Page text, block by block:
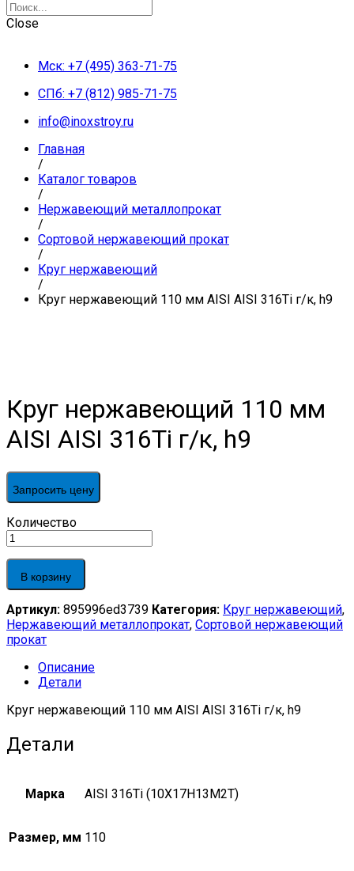
Close
Мск: +7 (495) 363-71-75
СПб: +7 (812) 985-71-75
info@inoxstroy.ru
Главная
/
Каталог товаров
/
Нержавеющий металлопрокат
/
Сортовой нержавеющий прокат
/
Круг нержавеющий
/
Круг нержавеющий 110 мм AISI AISI 316Ti г/к, h9
Круг нержавеющий 110 мм
AISI AISI 316Ti г/к, h9
Запросить цену
Круг
нержавеющий
110
мм
AISI
316Ti
г/
к,
quantity
Количество
В корзину
Артикул: 895996ed3739 Категория: Круг нержавеющий,
Нержавеющий металлопрокат, Сортовой нержавеющий
прокат
Описание
Детали
Круг нержавеющий 110 мм AISI AISI 316Ti г/к, h9
Детали
Марка AISI 316Ti (10Х17Н13М2Т)
Размер, мм 110